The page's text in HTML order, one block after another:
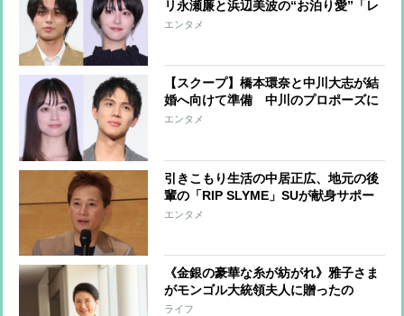
リ永瀬廉と浜辺美波の“お泊り愛”「レ
ストラン丸ごと貸し切り」超厳戒ディ
エンタメ
【スクープ】橋本環奈と中川大志が結
婚へ向けて準備 中川のプロポーズに
橋本は涙の受諾、互いの家族にはすで
エンタメ
引きこもり生活の中居正広、地元の後
輩の「RIP SLYME」SUが献身サポー
ト かつての盟友のフジ局員はニュー
エンタメ
《金銀の豪華な糸が紡がれ》雅子さま
がモンゴル大統領夫人に贈ったの
は“美智子さまから受け継いだ”伝統の
ライフ